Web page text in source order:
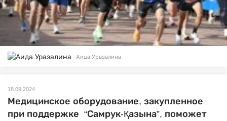
Аида Уразалина
18.09.2024
Медицинское оборудование, закупленное
при поддержке “Самрук-Қазына”, поможет